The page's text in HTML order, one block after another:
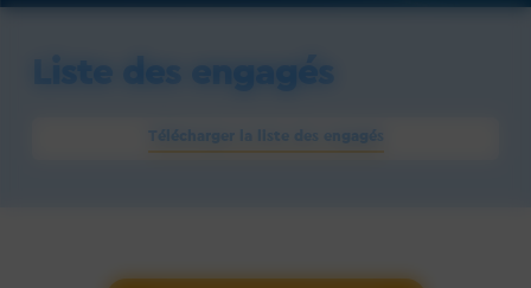
Liste des engagés